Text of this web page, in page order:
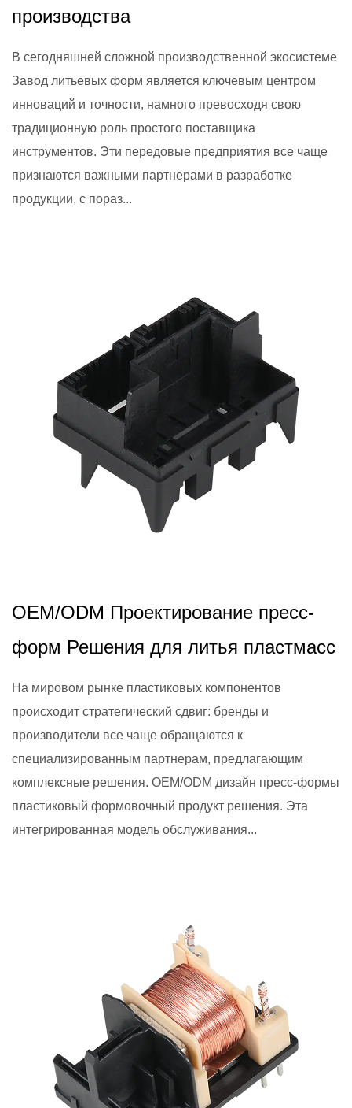
производства
В сегодняшней сложной производственной экосистеме
Завод литьевых форм является ключевым центром
инноваций и точности, намного превосходя свою
традиционную роль простого поставщика
инструментов. Эти передовые предприятия все чаще
признаются важными партнерами в разработке
продукции, с пораз...
OEM/ODM Проектирование пресс-
форм Решения для литья пластмасс
На мировом рынке пластиковых компонентов
происходит стратегический сдвиг: бренды и
производители все чаще обращаются к
специализированным партнерам, предлагающим
комплексные решения. OEM/ODM дизайн пресс-формы
пластиковый формовочный продукт решения. Эта
интегрированная модель обслуживания...